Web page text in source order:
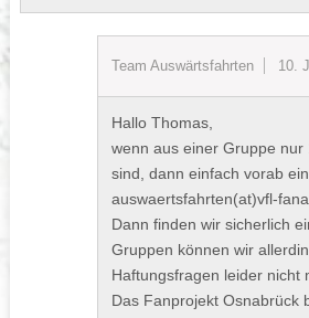
Team Auswärtsfahrten 10.
Hallo Thomas,
wenn aus einer Gruppe nur
sind, dann einfach vorab
auswaertsfahrten(at)vfl-
Dann finden wir sicherlich
Gruppen können wir
Haftungsfragen leider nicht
Das Fanprojekt Osnabrück